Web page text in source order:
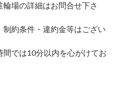
場の詳細はお問合せ下さ
約条件・違約金等はござい
では10分以内を心がけてお